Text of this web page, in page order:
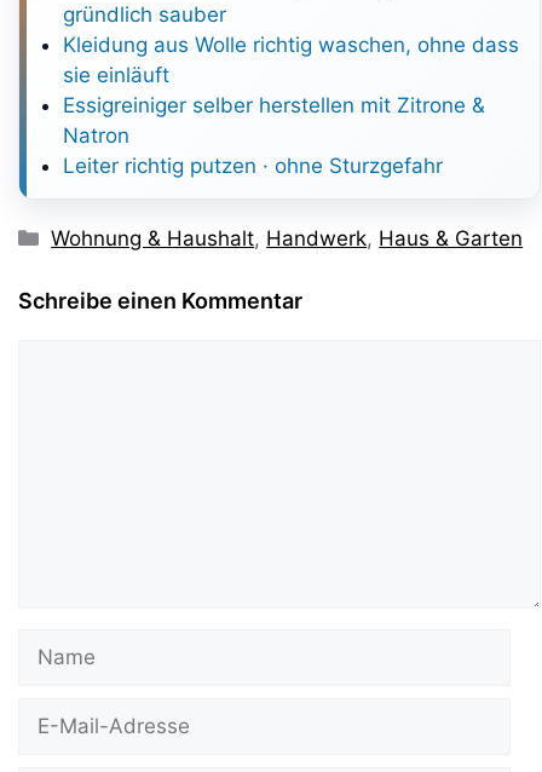
gründlich sauber
Kleidung aus Wolle richtig waschen, ohne dass
sie einläuft
Essigreiniger selber herstellen mit Zitrone &
Natron
Leiter richtig putzen · ohne Sturzgefahr
Kategorien
Wohnung & Haushalt, Handwerk, Haus & Garten
Schreibe einen Kommentar
Mail-